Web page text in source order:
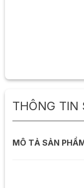
THÔNG TIN
MÔ TẢ SẢN